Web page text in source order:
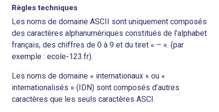
Règles techniques
Les noms de domaine ASCII sont uniquement composés
des caractères alphanumériques constitués de l’alphabet
français, des chiffres de 0 à 9 et du tiret « – ». (par
exemple : ecole-123.fr).
Les noms de domaine « internationaux » ou «
internationalisés » (IDN) sont composés d’autres
caractères que les seuls caractères ASCI.